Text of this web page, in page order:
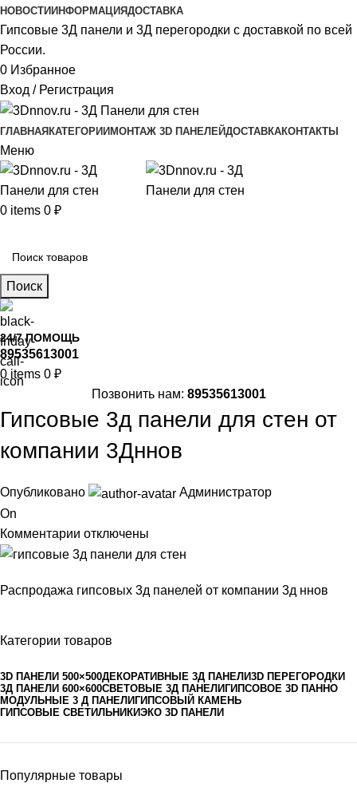
НОВОСТИ ИНФОРМАЦИЯДОСТАВКА
Гипсовые 3Д панели и 3Д перегородки с доставкой по всей
России.
0 Избранное
Вход / Регистрация
ГЛАВНАЯ КАТЕГОРИИ МОНТАЖ 3D ПАНЕЛЕЙДОСТАВКАКОНТАКТЫ
Меню
0 items 0 ₽
Поиск
24/7 ПОМОЩЬ
89535613001
0 items 0 ₽
Позвонить нам: 89535613001
Категории товаров
3D ПАНЕЛИ 500×500ДЕКОРАТИВНЫЕ 3Д ПАНЕЛИ3D ПЕРЕГОРОДКИ
3Д ПАНЕЛИ 600×600СВЕТОВЫЕ 3Д ПАНЕЛИ ГИПСОВОЕ 3D ПАННО
МОДУЛЬНЫЕ 3 Д ПАНЕЛИ ГИПСОВЫЙ КАМЕНЬ
ГИПСОВЫЕ СВЕТИЛЬНИКИЭКО 3D ПАНЕЛИ
Популярные товары
Гипсовые 3д панели для стен от
компании 3Дннов
Опубликовано
Администратор
On
Комментарии отключены
Распродажа гипсовых 3д панелей от компании 3д ннов